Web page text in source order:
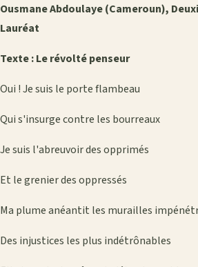
Ousmane Abdoulaye (Cameroun),
Lauréat
Texte : Le révolté penseur
Oui ! Je suis le porte flambeau
Qui s'insurge contre les bourreaux
Je suis l'abreuvoir des opprimés
Et le grenier des oppressés
Ma plume anéantit les murailles
Des injustices les plus indétrônables